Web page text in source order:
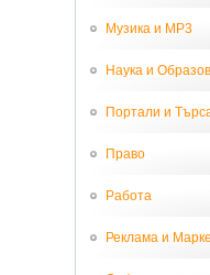
Музика и MP3
Наука и
Портали и
Право
Работа
Реклама и